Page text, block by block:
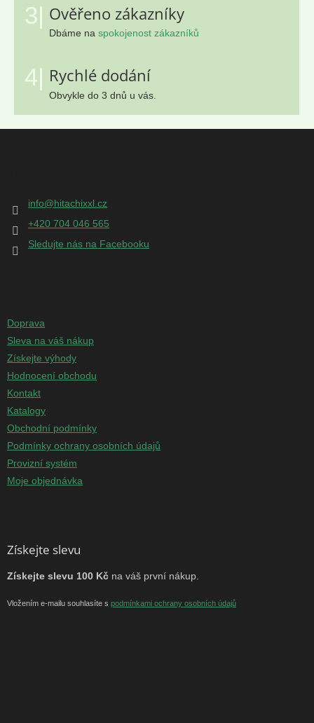
3| Ověřeno zákazníky
Dbáme na spokojenost zákazníků
4| Rychlé dodání
Obvykle do 3 dnů u vás.
Z
info@hitachixxl.cz
+420 704 046 565
Sledujte nás na Facebooku
Doprava
Sleva na váš nákup
Získejte výhody
Hodnocení obchodu
Kontakt
Katalogy
Obchodní podmínky
Podmínky ochrany osobních údajů
Provizní systém
Moje objednávka
Získejte slevu
Získejte slevu 100 Kč na váš první nákup.
Vložením e-mailu souhlasíte s podmínkami ochrany osobních údajů